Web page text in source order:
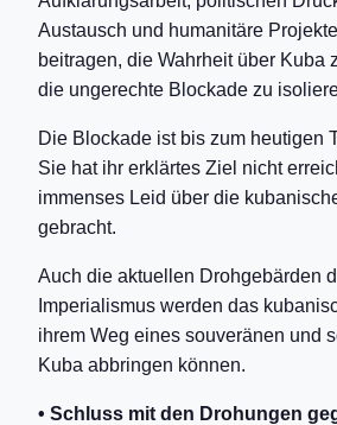
Austausch und humanitäre
beitragen, die Wahrheit über Kuba
die ungerechte Blockade zu
Die Blockade ist bis zum heutigen
Sie hat ihr erklärtes Ziel nicht
immenses Leid über die
gebracht.
Auch die aktuellen Drohgebärden
Imperialismus werden das
ihrem Weg eines souveränen und
Kuba abbringen können.
• Schluss mit den Drohungen